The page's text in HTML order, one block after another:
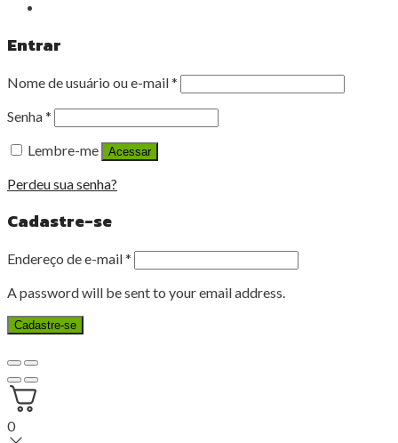
Entrar
Nome de usuário ou e-mail*
Senha*
Lembre-me
Acessar
Perdeu sua senha?
Cadastre-se
Endereço de e-mail*
A password will be sent to your email address.
Cadastre-se
0